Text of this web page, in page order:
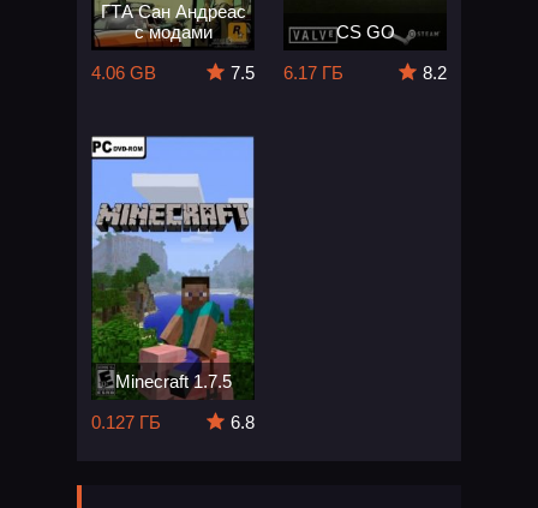
ГТА Сан Андреас
с модами
4.06 GB
7.5
CS GO
6.17 ГБ
8.2
Minecraft 1.7.5
0.127 ГБ
6.8